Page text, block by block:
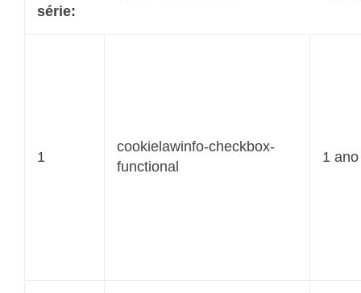
série:
1
cookielawinfo-checkbox-
functional
1 ano